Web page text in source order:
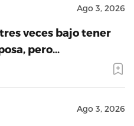
Ago 3, 2026
veces bajo tener
pero…
Ago 3, 2026